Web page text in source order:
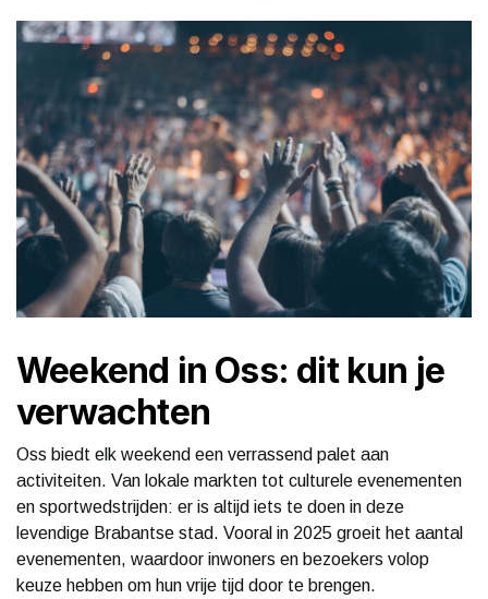
Weekend in Oss: dit kun je
verwachten
Oss biedt elk weekend een verrassend palet aan
activiteiten. Van lokale markten tot culturele evenementen
en sportwedstrijden: er is altijd iets te doen in deze
levendige Brabantse stad. Vooral in 2025 groeit het aantal
evenementen, waardoor inwoners en bezoekers volop
keuze hebben om hun vrije tijd door te brengen.